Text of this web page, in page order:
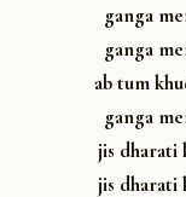
ganga
ganga
ab tum
ganga
jis dharati
jis dharati